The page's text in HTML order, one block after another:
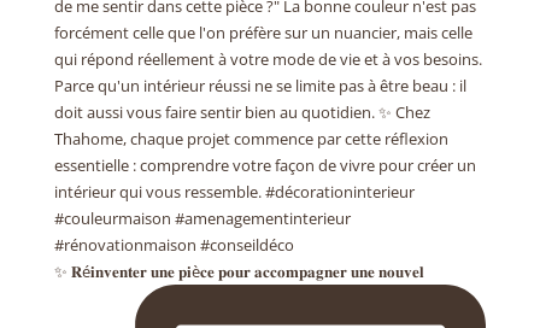
✨ 𝐑é𝐢𝐧𝐯𝐞𝐧𝐭𝐞𝐫 𝐮𝐧𝐞 𝐩𝐢è𝐜𝐞 𝐩𝐨𝐮𝐫 𝐚𝐜𝐜𝐨𝐦𝐩𝐚𝐠𝐧𝐞𝐫 𝐮𝐧𝐞 𝐧𝐨𝐮𝐯𝐞𝐥